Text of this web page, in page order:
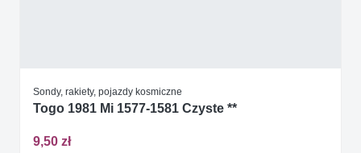
Sondy, rakiety, pojazdy kosmiczne
Togo 1981 Mi 1577-1581 Czyste **
9,50 zł